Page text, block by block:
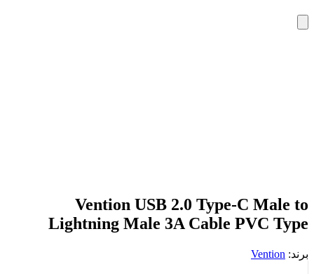
Vention USB 2.0 Type-C Male to
Lightning Male 3A Cable PVC Type
برند: Vention